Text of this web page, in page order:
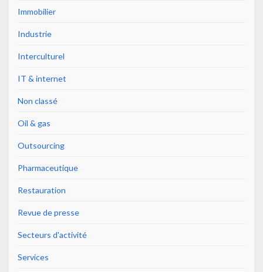
Immobilier
Industrie
Interculturel
IT & internet
Non classé
Oil & gas
Outsourcing
Pharmaceutique
Restauration
Revue de presse
Secteurs d'activité
Services